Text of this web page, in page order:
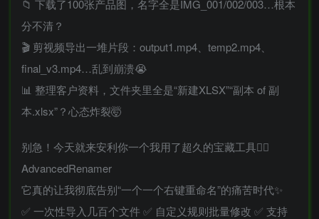
📁 下载了100张产品图，名字全是IMG_001/002/003…根本
分不清？
🎬 剪视频导出一堆片段：output1.mp4、temp2.mp4、
final_v3.mp4…乱到崩溃😭
📊 整理客户资料，文件夹里全是“新建XLSX”“副本 of 副
本.xlsx”？心态炸裂🤯
别急！今天就来安利你一个我用了超久的宝藏工具👉🏻
AdvancedRenamer
它真的让我彻底告别“一个一个右键重命名”的痛苦时代✨
✅ 一次性导入几百个文件 ✅ 自定义规则批量修改 ✅ 支持